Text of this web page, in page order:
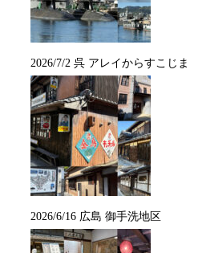
2026/7/2 呉 アレイからすこじま
2026/6/16 広島 御手洗地区